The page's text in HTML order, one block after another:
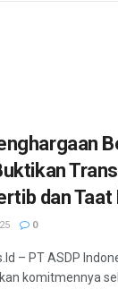
dan Taat
0
– PT ASDP
komitmennya